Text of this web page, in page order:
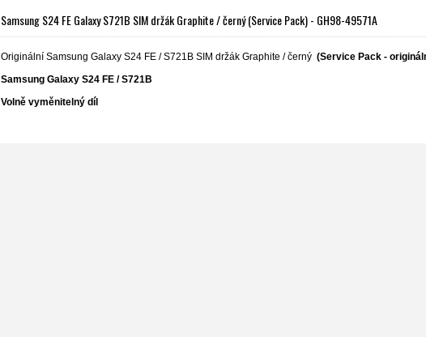
Samsung S24 FE Galaxy S721B SIM držák Graphite / černý (Service Pack) - GH98-49571A
Originální Samsung Galaxy S24 FE / S721B SIM držák Graphite / černý (Service Pack -
Samsung Galaxy S24 FE / S721B
Volně vyměnitelný díl